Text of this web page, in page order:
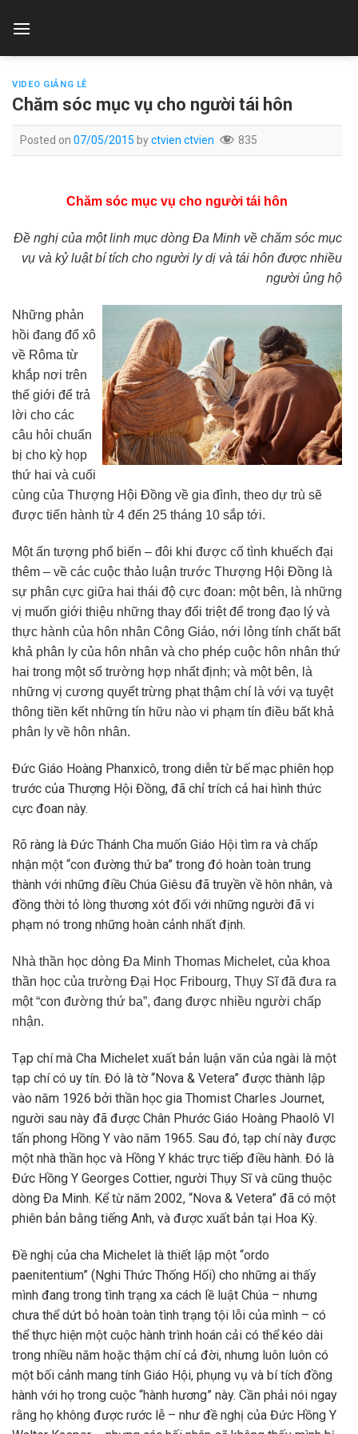
VIDEO GIẢNG LỄ
Chăm sóc mục vụ cho người tái hôn
Posted on 07/05/2015 byctvien ctvien 835
Chăm sóc mục vụ cho người tái hôn
Đề nghị của một linh mục dòng Đa Minh về chăm sóc mục
vụ và kỷ luật bí tích cho người ly dị và tái hôn được nhiều
người ủng hộ
Những phản
hồi đang đổ xô
về Rôma từ
khắp nơi trên
thế giới để trả
lời cho các
câu hỏi chuẩn
bị cho kỳ họp
thứ hai và cuối
cùng của Thượng Hội Đồng về gia đình, theo dự trù sẽ
được tiến hành từ 4 đến 25 tháng 10 sắp tới.
Một ấn tượng phổ biến – đôi khi được cố tình khuếch đại
thêm – về các cuộc thảo luận trước Thượng Hội Đồng là
sự phân cực giữa hai thái độ cực đoan: một bên, là những
vị muốn giới thiệu những thay đổi triệt để trong đạo lý và
thực hành của hôn nhân Công Giáo, nới lỏng tính chất bất
khả phân ly của hôn nhân và cho phép cuộc hôn nhân thứ
hai trong một số trường hợp nhất định; và một bên, là
những vị cương quyết trừng phạt thậm chí là với vạ tuyệt
thông tiền kết những tín hữu nào vi phạm tín điều bất khả
phân ly về hôn nhân.
Đức Giáo Hoàng Phanxicô, trong diễn từ bế mạc phiên họp
trước của Thượng Hội Đồng, đã chỉ trích cả hai hình thức
cực đoan này.
Rõ ràng là Đức Thánh Cha muốn Giáo Hội tìm ra và chấp
nhận một “con đường thứ ba” trong đó hoàn toàn trung
thành với những điều Chúa Giêsu đã truyền về hôn nhân, và
đồng thời tỏ lòng thương xót đối với những người đã vi
phạm nó trong những hoàn cảnh nhất định.
Nhà thần học dòng Đa Minh Thomas Michelet, của khoa
thần học của trường Đại Học Fribourg, Thụy Sĩ đã đưa ra
một “con đường thứ ba”, đang được nhiều người chấp
nhận.
Tạp chí mà Cha Michelet xuất bản luận văn của ngài là một
tạp chí có uy tín. Đó là tờ “Nova & Vetera” được thành lập
vào năm 1926 bởi thần học gia Thomist Charles Journet,
người sau này đã được Chân Phước Giáo Hoàng Phaolô VI
tấn phong Hồng Y vào năm 1965. Sau đó, tạp chí này được
một nhà thần học và Hồng Y khác trực tiếp điều hành. Đó là
Đức Hồng Y Georges Cottier, người Thụy Sĩ và cũng thuộc
dòng Ða Minh. Kể từ năm 2002, “Nova & Vetera” đã có một
phiên bản bằng tiếng Anh, và được xuất bản tại Hoa Kỳ.
Đề nghị của cha Michelet là thiết lập một “ordo
paenitentium” (Nghi Thức Thống Hối) cho những ai thấy
mình đang trong tình trạng xa cách lề luật Chúa – nhưng
chưa thể dứt bỏ hoàn toàn tình trạng tội lỗi của mình – có
thể thực hiện một cuộc hành trình hoán cải có thể kéo dài
trong nhiều năm hoặc thậm chí cả đời, nhưng luôn luôn có
một bối cảnh mang tính Giáo Hội, phụng vụ và bí tích đồng
hành với họ trong cuộc “hành hương” này. Cần phải nói ngay
rằng họ không được rước lễ – như đề nghị của Đức Hồng Y